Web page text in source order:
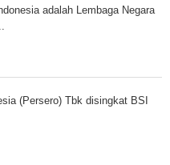
adalah Lembaga Negara
(Persero) Tbk disingkat BSI